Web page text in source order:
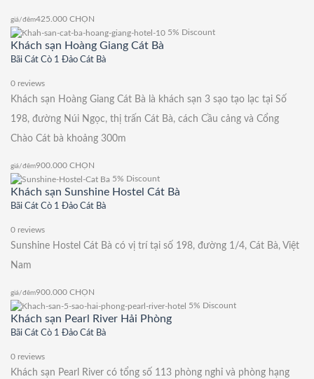
giá/đêm425.000 CHỌN
5% Discount
Khách sạn Hoàng Giang Cát Bà
Bãi Cát Cò 1 Đảo Cát Bà
0 reviews
Khách sạn Hoàng Giang Cát Bà là khách sạn 3 sạo tạo lạc tại Số
198, đường Núi Ngọc, thị trấn Cát Bà, cách Cầu cảng và Cổng
Chào Cát bà khoảng 300m
giá/đêm900.000 CHỌN
5% Discount
Khách sạn Sunshine Hostel Cát Bà
Bãi Cát Cò 1 Đảo Cát Bà
0 reviews
Sunshine Hostel Cát Bà có vị trí tại số 198, đường 1/4, Cát Bà, Việt
Nam
giá/đêm900.000 CHỌN
5% Discount
Khách sạn Pearl River Hải Phòng
Bãi Cát Cò 1 Đảo Cát Bà
0 reviews
Khách sạn Pearl River có tổng số 113 phòng nghỉ và phòng hạng